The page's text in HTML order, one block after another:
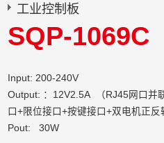
工业控制板
SQP-1069C
Input: 200-240V
Output: ：12V2.5A （RJ45网口并
口+限位接口+按键接口+双电机正反
Pout: 30W